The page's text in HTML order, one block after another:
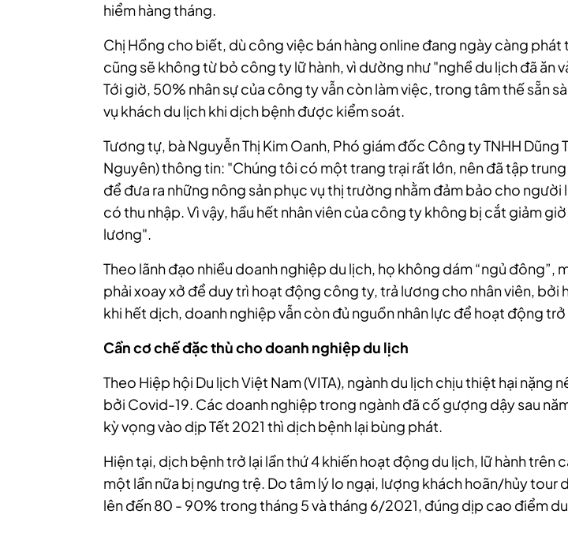
hiểm hàng tháng.
Chị Hồng cho biết, dù công việc bán hàng online đang ngày càng phát
cũng sẽ không từ bỏ công ty lữ hành, vì dường như "nghề du lịch đã ăn
Tới giờ, 50% nhân sự của công ty vẫn còn làm việc, trong tâm thế sẵn
vụ khách du lịch khi dịch bệnh được kiểm soát.
Tương tự, bà Nguyễn Thị Kim Oanh, Phó giám đốc Công ty TNHH Dũng
Nguyên) thông tin: "Chúng tôi có một trang trại rất lớn, nên đã tập trung
để đưa ra những nông sản phục vụ thị trường nhằm đảm bảo cho người
có thu nhập. Vì vậy, hầu hết nhân viên của công ty không bị cắt giảm giờ
lương".
Theo lãnh đạo nhiều doanh nghiệp du lịch, họ không dám “ngủ đông”,
phải xoay xở để duy trì hoạt động công ty, trả lương cho nhân viên, bởi
khi hết dịch, doanh nghiệp vẫn còn đủ nguồn nhân lực để hoạt động trở
Cần cơ chế đặc thù cho doanh nghiệp du lịch
Theo Hiệp hội Du lịch Việt Nam (VITA), ngành du lịch chịu thiệt hại nặng
bởi Covid-19. Các doanh nghiệp trong ngành đã cố gượng dậy sau
kỳ vọng vào dịp Tết 2021 thì dịch bệnh lại bùng phát.
Hiện tại, dịch bệnh trở lại lần thứ 4 khiến hoạt động du lịch, lữ hành trên
một lần nữa bị ngưng trệ. Do tâm lý lo ngại, lượng khách hoãn/hủy tour
lên đến 80 - 90% trong tháng 5 và tháng 6/2021, đúng dịp cao điểm